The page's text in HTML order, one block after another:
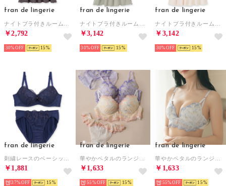
fran de lingerie
￥2,792
30% 15
fran de lingerie
￥3,142
30% 15
fran de lingerie
￥3,142
30% 15
fran de lingerie
￥1,881
37% 15
fran de lingerie
￥1,633
55% 15
fran de lingerie
￥1,633
55% 15